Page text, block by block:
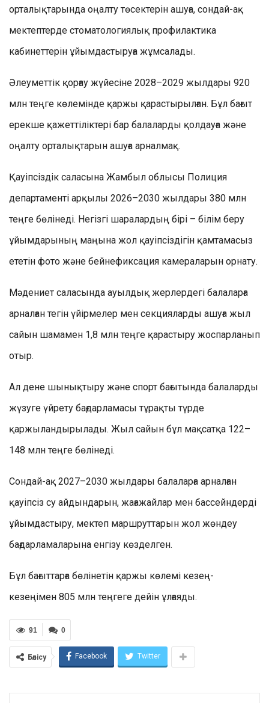
орталықтарында оңалту төсектерін ашуға, сондай-ақ
мектептерде стоматологиялық профилактика
кабинеттерін ұйымдастыруға жұмсалады.
Әлеуметтік қорғау жүйесіне 2028–2029 жылдары 920
млн теңге көлемінде қаржы қарастырылған. Бұл бағыт
ерекше қажеттіліктері бар балаларды қолдауға және
оңалту орталықтарын ашуға арналмақ.
Қауіпсіздік саласына Жамбыл облысы Полиция
департаменті арқылы 2026–2030 жылдары 380 млн
теңге бөлінеді. Негізгі шаралардың бірі – білім беру
ұйымдарының маңына жол қауіпсіздігін қамтамасыз
ететін фото және бейнефиксация камераларын орнату.
Мәдениет саласында ауылдық жерлердегі балаларға
арналған тегін үйірмелер мен секцияларды ашуға жыл
сайын шамамен 1,8 млн теңге қарастыру жоспарланып
отыр.
Ал дене шынықтыру және спорт бағытында балаларды
жүзуге үйрету бағдарламасы тұрақты түрде
қаржыландырылады. Жыл сайын бұл мақсатқа 122–
148 млн теңге бөлінеді.
Сондай-ақ 2027–2030 жылдары балаларға арналған
қауіпсіз су айдындарын, жағажайлар мен бассейндерді
ұйымдастыру, мектеп маршруттарын жол жөндеу
бағдарламаларына енгізу көзделген.
Бұл бағыттарға бөлінетін қаржы көлемі кезең-
кезеңімен 805 млн теңгеге дейін ұлғаяды.
0
91
Бөлісу Facebook Twitter